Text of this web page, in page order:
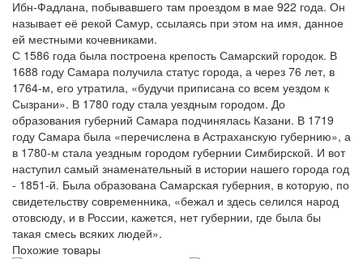
Ибн-Фадлана, побывавшего там проездом в мае 922 года. Он
называет её рекой Самур, ссылаясь при этом на имя, данное
ей местными кочевниками.
С 1586 года была построена крепость Самарский городок. В
1688 году Самара получила статус города, а через 76 лет, в
1764-м, его утратила, «будучи приписана со всем уездом к
Сызрани». В 1780 году стала уездным городом. До
образования губерний Сама­ра подчинялась Казани. В 1719
году Самара была «перечислена в Астраханскую губернию», а
в 1780-м стала уездным городом губернии Симбирской. И вот
наступил самый зна­менательный в истории наше­го города год
- 1851-й. Была образована Самарская губер­ния, в которую, по
свидетель­ству современника, «бежал и здесь селился народ
отовсю­ду, и в России, кажется, нет губернии, где была бы
такая смесь всяких людей».
Похожие товары